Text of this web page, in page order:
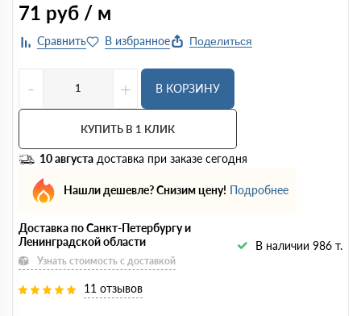
71 руб / м
Поделиться
- + В КОРЗИНУ
КУПИТЬ В 1 КЛИК
10 августа доставка при заказе сегодня
Нашли дешевле? Снизим цену! Подробнее
Доставка по Санкт-Петербургу и
Ленинградской области
Узнать стоимость с доставкой
В наличии 986 т.
11 отзывов